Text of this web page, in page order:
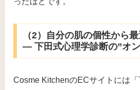
（2）自分の肌の個性から
― 下田式心理学診断の”オ
Cosme KitchenのECサイトには